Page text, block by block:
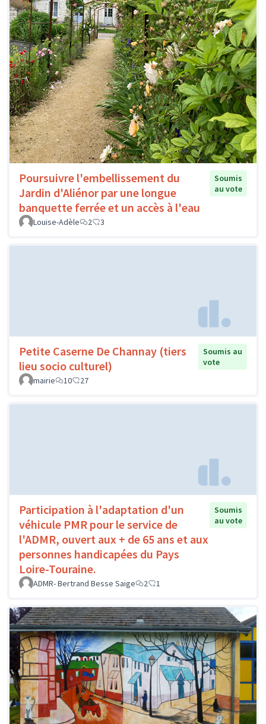
Poursuivre l'embellissement du
Jardin d'Aliénor par une longue
banquette ferrée et un accès à l'eau
Soumis
au vote
Louise-Adèle 2 3
Petite Caserne De Channay (tiers
lieu socio culturel)
Soumis au
vote
mairie
10 27
Participation à l'adaptation d'un
véhicule PMR pour le service de
l'ADMR, ouvert aux + de 65 ans et aux
personnes handicapées du Pays
Loire-Touraine.
Soumis
au vote
ADMR- Bertrand Besse Saige 2 1